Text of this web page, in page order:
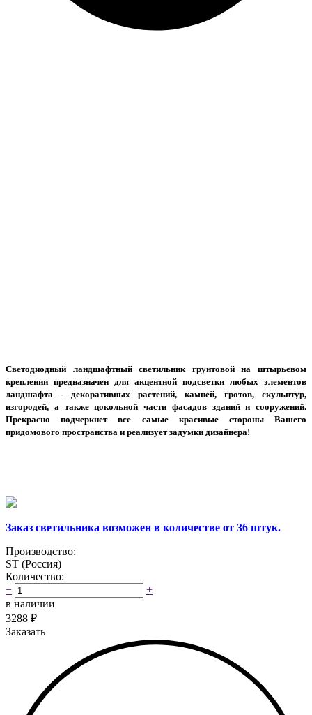
Светодиодный ландшафтный светильник грунтовой на штырьевом
креплении предназначен для акцентной подсветки любых элементов
ландшафта - декоративных растений, камней, гротов, скульптур,
изгородей, а также цокольной части фасадов зданий и сооружений.
Прекрасно подчеркнет все самые красивые стороны Вашего
придомового пространства и реализует задумки дизайнера!
Заказ светильника возможен в количестве от 36 штук.
Производство:
ST (Россия)
Количество:
−
+
в наличии
3288 ₽
Заказать